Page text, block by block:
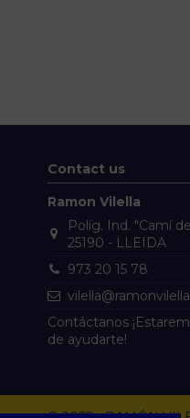
Contact us
Ramon Vilella
Políg. Ind. "Camí
25190 - LLEIDA
973 20 15 78
Contáctanos
de ayudarte!